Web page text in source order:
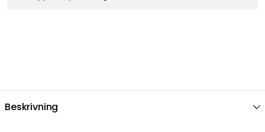
Beskrivning